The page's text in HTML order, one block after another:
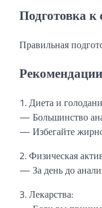
Подготовка к
Правильная
1. Диета и
— Большинство
— Избегайте
2. Физическая
— За день до
3. Лекарства: